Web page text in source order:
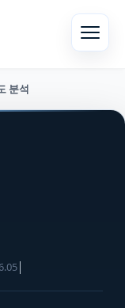
분석
│